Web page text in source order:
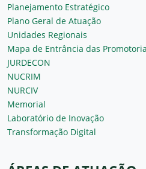
Planejamento Estratégico
Plano Geral de Atuação
Unidades Regionais
Mapa de Entrância das
JURDECON
NUCRIM
NURCIV
Memorial
Laboratório de Inovação
Transformação Digital